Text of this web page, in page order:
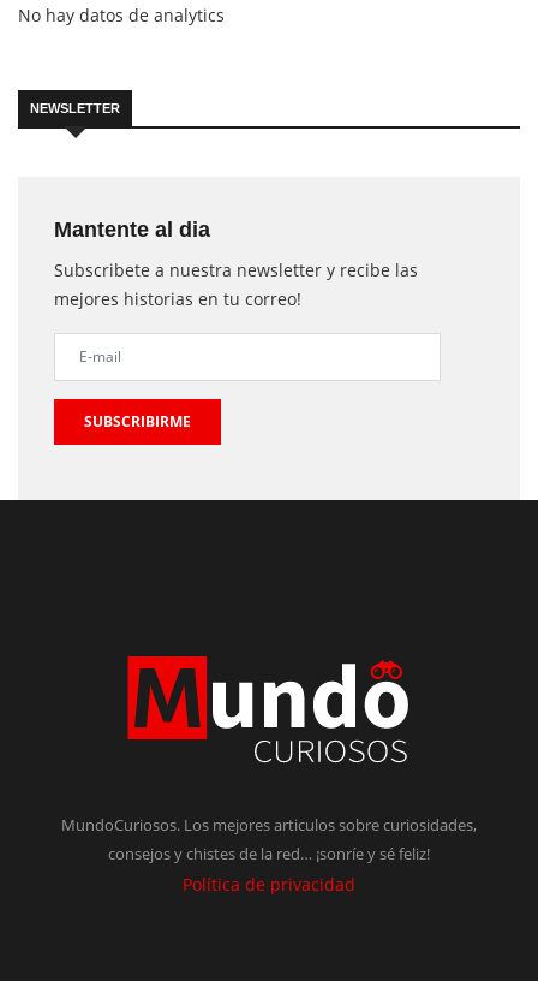
No hay datos de analytics
NEWSLETTER
Mantente al dia
Subscribete a nuestra newsletter y recibe las
mejores historias en tu correo!
SUBSCRIBIRME
MundoCuriosos. Los mejores articulos sobre curiosidades,
consejos y chistes de la red… ¡sonríe y sé feliz!
Política de privacidad